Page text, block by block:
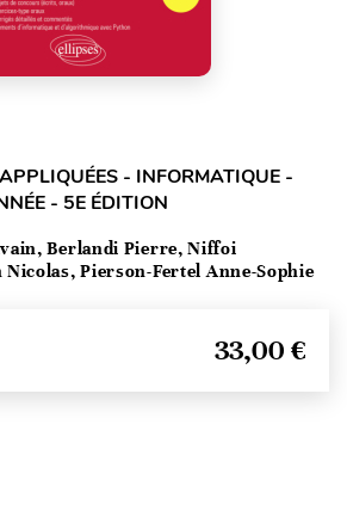
- INFORMATIQUE -
- 5E ÉDITION
Berlandi Pierre, Niffoi
Pierson-Fertel Anne-Sophie
33,00 €